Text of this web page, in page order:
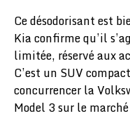
Ce désodorisant est
Kia confirme qu’il
limitée, réservé aux
C’est un SUV
concurrencer la
Model 3 sur le